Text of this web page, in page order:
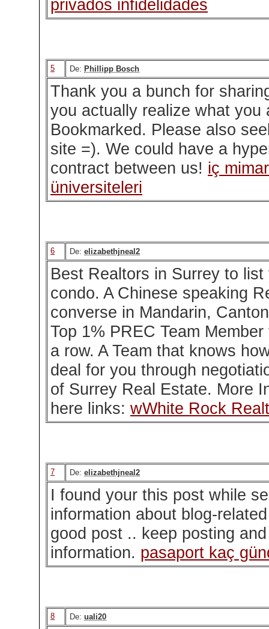
privados infidelidades
5 De: Phillipp Bosch
Thank you a bunch for
you actually realize what you
Bookmarked. Please also
site =). We could have a
contract between us! iç
üniversiteleri
6 De: elizabethjneal2
Best Realtors in Surrey to list
condo. A Chinese speaking
converse in Mandarin,
Top 1% PREC Team
a row. A Team that knows
deal for you through
of Surrey Real Estate. More
here links: wWhite Rock
7 De: elizabethjneal2
I found your this post while
information about blog-
good post .. keep posting
information. pasaport kaç
8 De: uali20